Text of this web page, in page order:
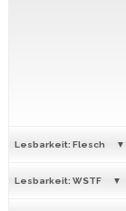
Lesbarkeit: Flesch
Lesbarkeit: WSTF